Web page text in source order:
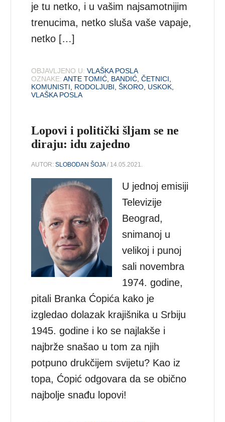
je tu netko, i u vašim najsamotnijim
trenucima, netko sluša vaše vapaje,
netko […]
OBJAVLJENO U: VLAŠKA POSLA
OZNAKE: ANTE TOMIĆ BANDIĆ ,ČETNICI
KOMUNISTI
RODOLJUBI ,ŠKORO USKOK
VLAŠKA POSLA
Lopovi i politički šljam se ne
diraju: idu zajedno
AUTOR:SLOBODAN ŠOJA/ 14.05.2021.
U jednoj emisiji
Televizije
Beograd,
snimanoj u
velikoj i punoj
sali novembra
1974. godine,
pitali Branka Ćopića kako je
izgledao dolazak krajišnika u Srbiju
1945. godine i ko se najlakše i
najbrže snašao u tom za njih
potpuno drukčijem svijetu? Kao iz
topa, Ćopić odgovara da se obično
najbolje snađu lopovi!